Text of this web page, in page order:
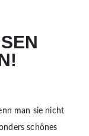
man sie nicht
schönes